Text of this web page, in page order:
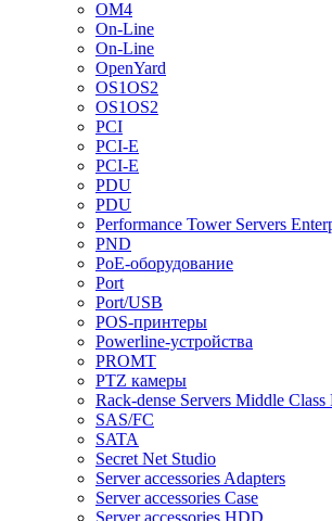
OM4
On-Line
On-Line
OpenYard
OS1OS2
OS1OS2
PCI
PCI-E
PCI-E
PDU
PDU
Performance Tower Servers
PND
PoE-оборудование
Port
Port/USB
POS-принтеры
Powerline-устройства
PROMT
PTZ камеры
Rack-dense Servers Middle Class
SAS/FC
SATA
Secret Net Studio
Server accessories Adapters
Server accessories Case
Server accessories HDD